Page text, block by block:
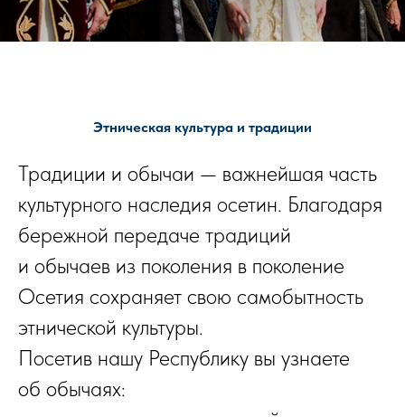
Этническая культура и традиции
Традиции и обычаи — важнейшая часть
культурного наследия осетин. Благодаря
бережной передаче традиций
и обычаев из поколения в поколение
Осетия сохраняет свою самобытность
этнической культуры.
Посетив нашу Республику вы узнаете
об обычаях: